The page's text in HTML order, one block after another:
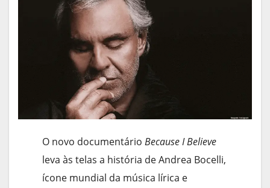
O novo documentário Because I Believe
leva às telas a história de Andrea Bocelli,
ícone mundial da música lírica e